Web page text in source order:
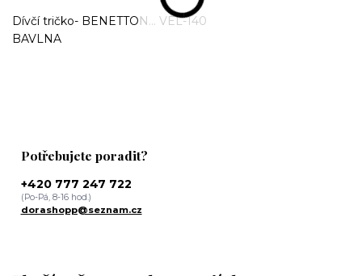
Dívčí tričko- BENETTON... VEL-140
BAVLNA
Potřebujete poradit?
+420 777 247 722
(Po-Pá, 8-16 hod.)
dorashopp@seznam.cz